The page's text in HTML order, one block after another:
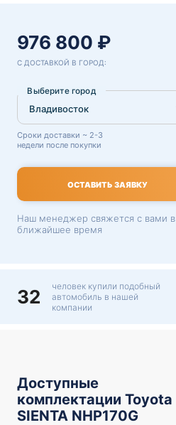
976 800 ₽
С ДОСТАВКОЙ В ГОРОД:
Выберите город
Сроки доставки ~ 2-3
недели после покупки
ОСТАВИТЬ ЗАЯВКУ
Наш менеджер свяжется с вами в
ближайшее время
32
человек купили подобный
автомобиль в нашей
компании
Доступные
комплектации Toyota
SIENTA NHP170G